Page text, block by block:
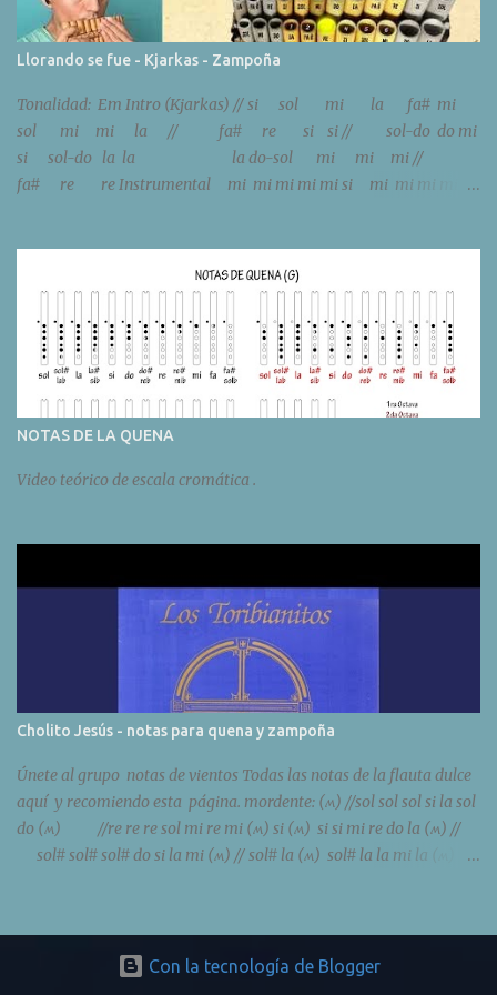
Llorando se fue - Kjarkas - Zampoña
Tonalidad: Em Intro (Kjarkas) // si sol mi la fa# mi
sol mi mi la // fa# re si si // sol-do do mi
si sol-do la la la do-sol mi mi mi //
fa# re re Instrumental mi mi mi mi mi si mi mi mi mi mi
NOTAS DE LA QUENA
Video teórico de escala cromática .
Cholito Jesús - notas para quena y zampoña
Únete al grupo notas de vientos Todas las notas de la flauta dulce
aquí y recomiendo esta página. mordente: (ʍ) //sol sol sol si la sol
do (ʍ) //re re re sol mi re mi (ʍ) si (ʍ) si si mi re do la (ʍ) //
sol# sol# sol# do si la mi (ʍ) // sol# la (ʍ) sol# la la mi la (ʍ)
la (ʍ) sol si la sol mi re do (ʍ) // //sol# sol# sol# sol# la si do (ʍ) la
//mi mi mi mi fa# sol# la mi do do si (ʍ) mi do si la//
Con la tecnología de Blogger